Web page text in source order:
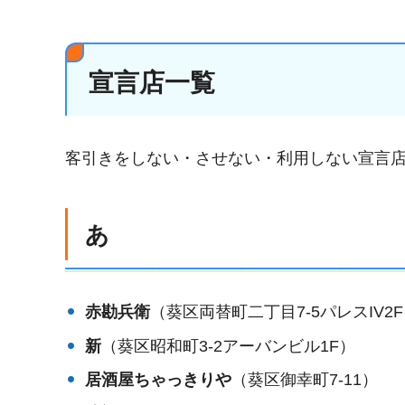
宣言店一覧
客引きをしない・させない・利用しない宣言店
あ
赤勘兵衛（葵区両替町二丁目7-5パレスIV2F
新（葵区昭和町3-2アーバンビル1F）
居酒屋ちゃっきりや（葵区御幸町7-11）